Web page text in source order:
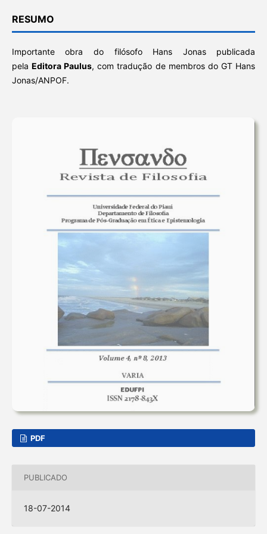
RESUMO
Importante obra do filósofo Hans Jonas publicada
pelaEditora Paulus, com tradução de membros do GT Hans
Jonas/ANPOF.
PDF
PUBLICADO
18-07-2014